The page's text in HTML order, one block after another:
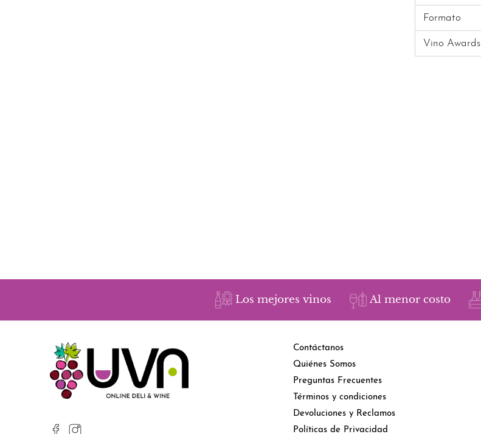
Formato
Vino Awards
Los mejores vinos Al menor costo
Contáctanos
Quiénes Somos
Preguntas Frecuentes
Términos y condiciones
Devoluciones y Reclamos
Políticas de Privacidad